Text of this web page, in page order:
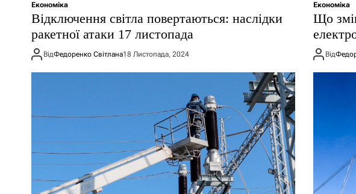
Економіка
Відключення світла повертаються: наслідки
ракетної атаки 17 листопада
ВідФедоренко Світлана18 Листопада, 2024
Економіка
Що
Від